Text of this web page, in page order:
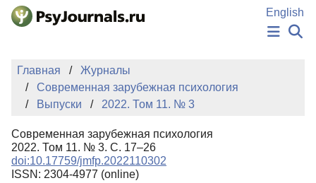
Перейти к основному содержанию
English
НОВОСТИ
ИЗДАНИЯ
АВТОРЫ
БАЗА ЗНАНИЙ
КЛЮЧЕВЫЕ СЛОВА
Регистрация
Главная
Журналы
Современная зарубежная психология
Выпуски
2022. Том 11. № 3
Современная зарубежная психология
2022. Том 11. № 3. С. 17–26
doi:10.17759/jmfp.2022110302
ISSN: 2304-4977 (online)